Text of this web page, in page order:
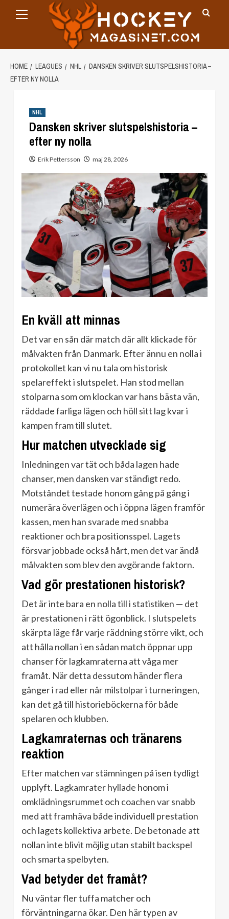
Menu
HOME LEAGUES NHL
DANSKEN SKRIVER SLUTSPELSHISTORIA –
EFTER NY NOLLA
NHL
Dansken skriver slutspelshistoria –
efter ny nolla
Erik Pettersson maj 28, 2026
En kväll att minnas
Det var en sån där match där allt klickade för
målvakten från Danmark. Efter ännu en nolla i
protokollet kan vi nu tala om historisk
spelareffekt i slutspelet. Han stod mellan
stolparna som om klockan var hans bästa vän,
räddade farliga lägen och höll sitt lag kvar i
kampen fram till slutet.
Hur matchen utvecklade sig
Inledningen var tät och båda lagen hade
chanser, men dansken var ständigt redo.
Motståndet testade honom gång på gång i
numerära överlägen och i öppna lägen framför
kassen, men han svarade med snabba
reaktioner och bra positionsspel. Lagets
försvar jobbade också hårt, men det var ändå
målvakten som blev den avgörande faktorn.
Vad gör prestationen historisk?
Det är inte bara en nolla till i statistiken — det
är prestationen i rätt ögonblick. I slutspelets
skärpta läge får varje räddning större vikt, och
att hålla nollan i en sådan match öppnar upp
chanser för lagkamraterna att våga mer
framåt. När detta dessutom händer flera
gånger i rad eller når milstolpar i turneringen,
kan det gå till historieböckerna för både
spelaren och klubben.
Lagkamraternas och tränarens
reaktion
Efter matchen var stämningen på isen tydligt
upplyft. Lagkamrater hyllade honom i
omklädningsrummet och coachen var snabb
med att framhäva både individuell prestation
och lagets kollektiva arbete. De betonade att
nollan inte blivit möjlig utan stabilt backspel
och smarta spelbyten.
Vad betyder det framåt?
Nu väntar fler tuffa matcher och
förväntningarna ökar. Den här typen av